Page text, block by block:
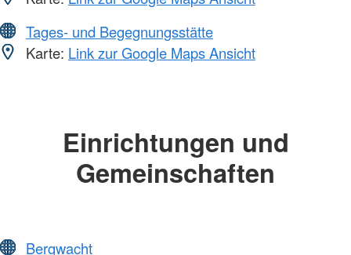
Tages- und Begegnungsstätte
Karte: Link zur Google Maps Ansicht
Einrichtungen und
Gemeinschaften
Bergwacht